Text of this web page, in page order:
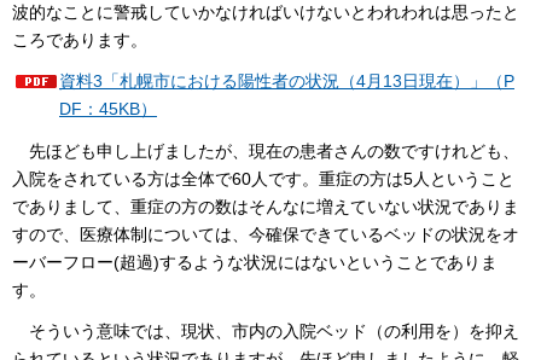
波的なことに警戒していかなければいけないとわれわれは思ったと
ころであります。
資料3「札幌市における陽性者の状況（4月13日現在）」（P
DF：45KB）
先ほども申し上げましたが、現在の患者さんの数ですけれども、
入院をされている方は全体で60人です。重症の方は5人ということ
でありまして、重症の方の数はそんなに増えていない状況でありま
すので、医療体制については、今確保できているベッドの状況をオ
ーバーフロー(超過)するような状況にはないということでありま
す。
そういう意味では、現状、市内の入院ベッド（の利用を）を抑え